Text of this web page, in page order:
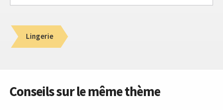
Lingerie
Conseils sur le même thème